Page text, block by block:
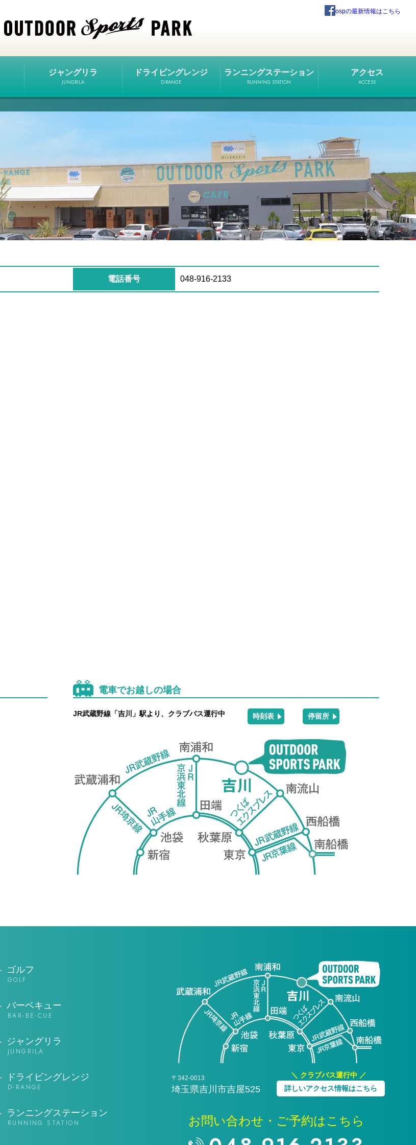
ospの最新情報はこちら
ジャングリラ ドライビングレンジ ランニングステーション アクセス
電話番号 048-916-2133
電車でお越しの場合
JR武蔵野線「吉川」駅より、クラブバス運行中 時刻表 停留所
ゴルフ
バーベキュー
ジャングリラ
ドライビングレンジ
ランニングステーション
埼玉県吉川市吉屋525 詳しいアクセス情報はこちら
お問い合わせ・ご予約はこちら